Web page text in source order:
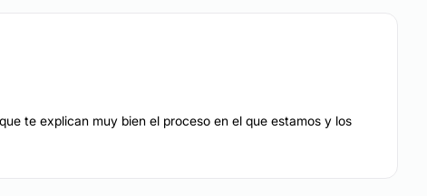
te explican muy bien el proceso en el que estamos y los